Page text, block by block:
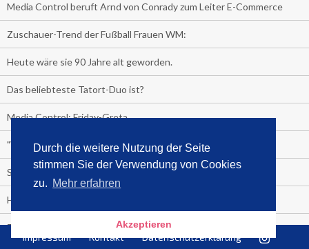
Durch die weitere Nutzung der Seite
stimmen Sie der Verwendung von Cookies
zu. Mehr erfahren
Akzeptieren
Media Control beruft Arnd von Conrady zum Leiter E-Commerce
Zuschauer-Trend der Fußball Frauen WM:
Heute wäre sie 90 Jahre alt geworden.
Das beliebteste Tatort-Duo ist?
Media Control: Friday-Greta
"Viva la Vagina!" oder "Kamasutra Workout":
Senna Gammour erhält Spitzenfeder für meistverkauftes Buch
Heute ist Welttag des Buches!
TV-Marktanteile auf einen Blick
Impressum
Kontakt Datenschutzerklärung